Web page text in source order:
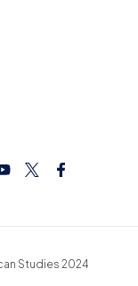
Studies 2024